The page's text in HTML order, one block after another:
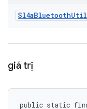
Sl4aBluetoothUtil
giá trị
public static